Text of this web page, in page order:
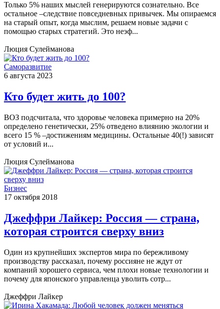
Только 5% наших мыслей генерируются сознательно. Все
остальное –следствие повседневных привычек. Мы опираемся
на старый опыт, когда мыслим, решаем новые задачи с
помощью старых стратегий. Это неэф...
Люция Сулейманова
Саморазвитие
6 августа 2023
Кто будет жить до 100?
ВОЗ подсчитала, что здоровье человека примерно на 20%
определено генетически, 25% отведено влиянию экологии и
всего 15 % –достижениям медицины. Остальные 40(!) зависят
от условий и...
Люция Сулейманова
Бизнес
17 октября 2018
Джеффри Лайкер: Россия — страна,
которая строится сверху вниз
Один из крупнейших экспертов мира по бережливому
производству рассказал, почему россияне не ждут от
компаний хорошего сервиса, чем плохи новые технологии и
почему для японского управленца уволить сотр...
Джеффри Лайкер